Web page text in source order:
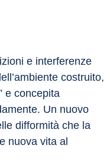
e interferenze
costruito,
e concepita
Un nuovo
difformità che la
nuova vita al